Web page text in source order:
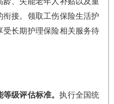
衔接。领取工伤保险生活护
长期护理保险相关服务待
等级评估标准。执行全国统